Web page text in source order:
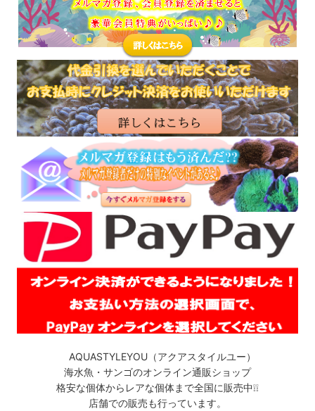
AQUASTYLEYOU（アクアスタイルユー）
海水魚・サンゴのオンライン通販ショップ
格安な個体からレアな個体まで全国に販売中❕❕
店舗での販売も行っています。